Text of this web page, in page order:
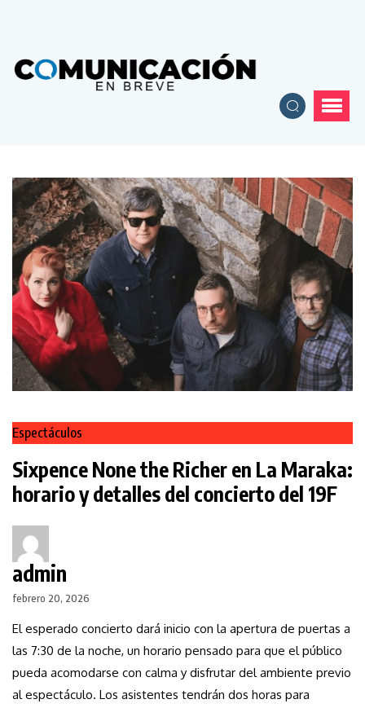
Espectáculos
Sixpence None the Richer en La Maraka:
horario y detalles del concierto del 19F
admin
febrero 20, 2026
El esperado concierto dará inicio con la apertura de puertas a
las 7:30 de la noche, un horario pensado para que el público
pueda acomodarse con calma y disfrutar del ambiente previo
al espectáculo. Los asistentes tendrán dos horas para